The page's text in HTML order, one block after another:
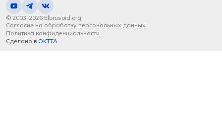
© 2003-2026 Elbrusoid.org
Согласие на обработку персональных данных
Политика конфиденциальности
Сделано в OKTTA